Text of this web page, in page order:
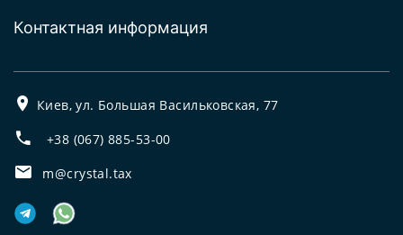
Контактная информация
Киев, ул. Большая Васильковская, 77
+38 (067) 885-53-00
m@crystal.tax